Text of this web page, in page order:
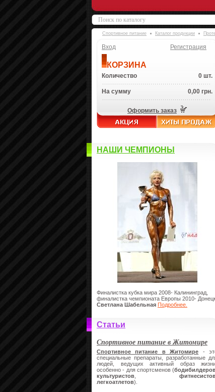
Спортивное питание Каталог продукции
Вход Регистрация
КОРЗИНА
Количество 0 шт.
На сумму 0,00 грн.
Оформить заказ
НАШИ ЧЕМПИОНЫ
Финалистка кубка мира 2008- Калининград,
финалистка чемпионата Европы 2010-
Светлана Шабельная Подробнее.
Статьи
Спортивное питание в Житомире
Спортивное питание в Житомире -
специальные препараты, разработанные
людей, ведущих активный образ
особенно - для спортсменов (
культуристов
легкоатлетов).